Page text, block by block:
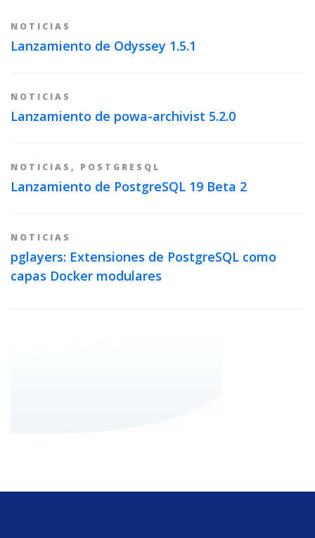
NOTICIAS
Lanzamiento de Odyssey 1.5.1
NOTICIAS
Lanzamiento de powa-archivist 5.2.0
NOTICIAS , POSTGRESQL
Lanzamiento de PostgreSQL 19 Beta 2
NOTICIAS
pglayers: Extensiones de PostgreSQL como
capas Docker modulares